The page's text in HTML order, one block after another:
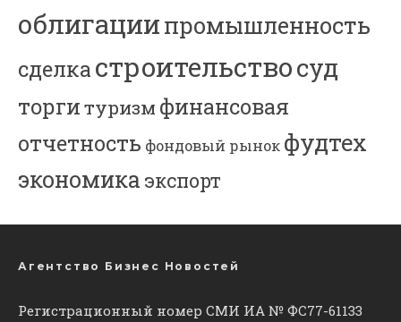
облигациипромышленность
сделкастроительствосуд
торгитуризм финансовая
отчетность фондовый рынок фудтех
экономика экспорт
Агентство Бизнес Новостей
Регистрационный номер СМИ ИА № ФС77-61133